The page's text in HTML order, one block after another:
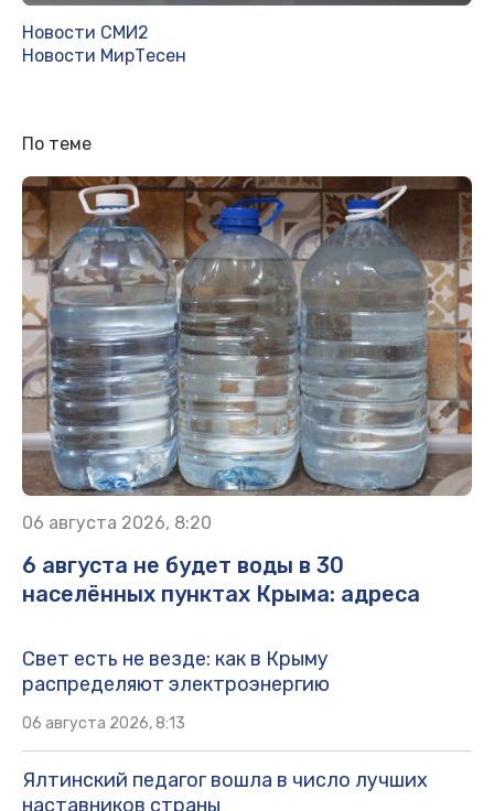
Новости СМИ2
Новости МирТесен
По теме
06 августа 2026, 8:20
6 августа не будет воды в 30
населённых пунктах Крыма: адреса
Свет есть не везде: как в Крыму
распределяют электроэнергию
06 августа 2026, 8:13
Ялтинский педагог вошла в число лучших
наставников страны